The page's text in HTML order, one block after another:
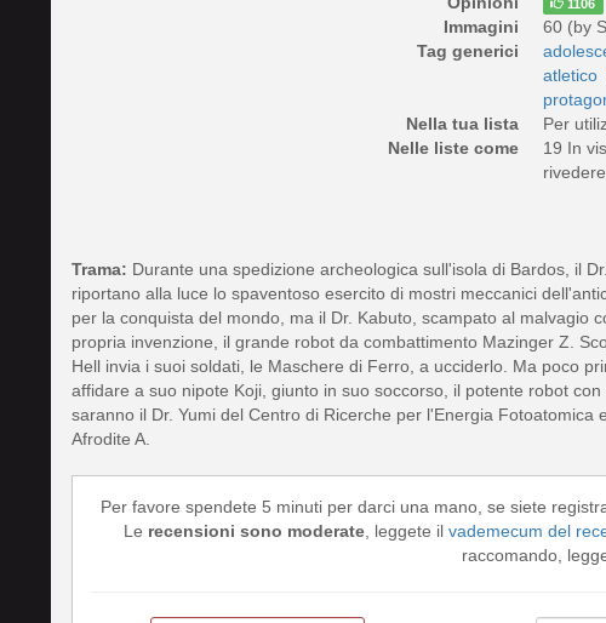
1106
Immagini
60 (by
Tag generici
atletico
Nella tua lista
Per
Nelle liste come
19 In
Trama: Durante una spedizione archeologica sull'isola di Bardos, il
riportano alla luce lo spaventoso esercito di mostri meccanici
per la conquista del mondo, ma il Dr. Kabuto, scampato al malvagio
propria invenzione, il grande robot da combattimento Mazinger Z.
Hell invia i suoi soldati, le Maschere di Ferro, a ucciderlo. Ma poco
affidare a suo nipote Koji, giunto in suo soccorso, il potente robot
saranno il Dr. Yumi del Centro di Ricerche per l'Energia
Afrodite A.
Per favore spendete 5 minuti per darci una mano, se siete
Le recensioni sono moderate , leggete il vademecum del
raccomando,